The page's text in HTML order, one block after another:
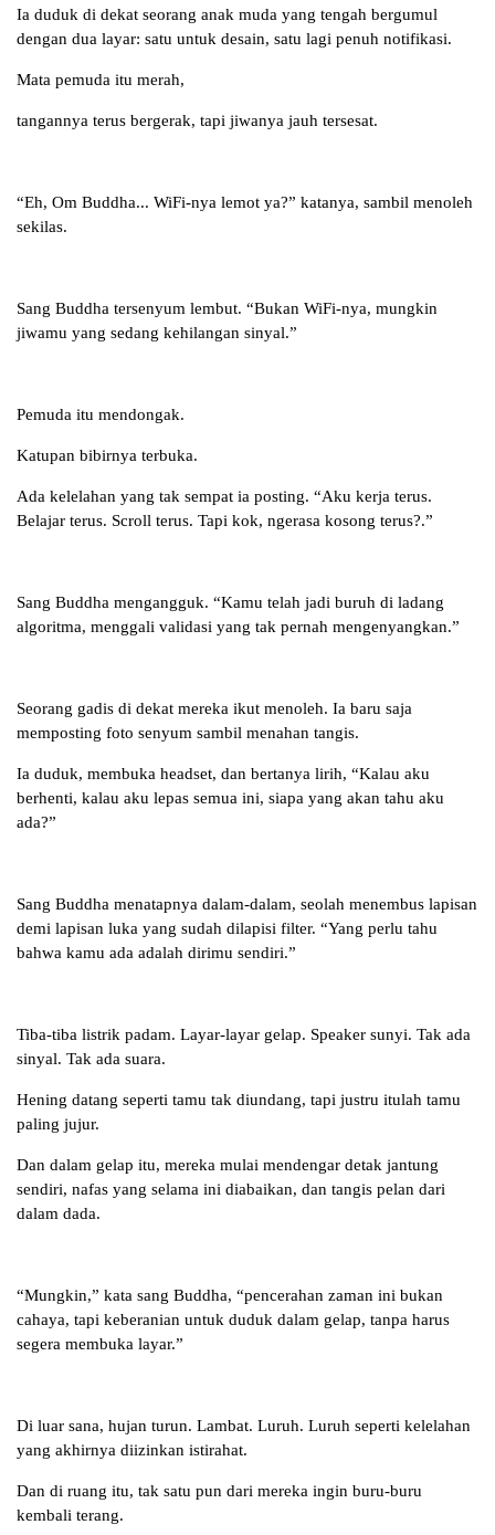
Ia duduk di dekat seorang anak muda yang tengah bergumul
dengan dua layar: satu untuk desain, satu lagi penuh notifikasi.
Mata pemuda itu merah,
tangannya terus bergerak, tapi jiwanya jauh tersesat.
“Eh, Om Buddha... WiFi-nya lemot ya?” katanya, sambil menoleh
sekilas.
Sang Buddha tersenyum lembut. “Bukan WiFi-nya, mungkin
jiwamu yang sedang kehilangan sinyal.”
Pemuda itu mendongak.
Katupan bibirnya terbuka.
Ada kelelahan yang tak sempat ia posting. “Aku kerja terus.
Belajar terus. Scroll terus. Tapi kok, ngerasa kosong terus?.”
Sang Buddha mengangguk. “Kamu telah jadi buruh di ladang
algoritma, menggali validasi yang tak pernah mengenyangkan.”
Seorang gadis di dekat mereka ikut menoleh. Ia baru saja
memposting foto senyum sambil menahan tangis.
Ia duduk, membuka headset, dan bertanya lirih, “Kalau aku
berhenti, kalau aku lepas semua ini, siapa yang akan tahu aku
ada?”
Sang Buddha menatapnya dalam-dalam, seolah menembus lapisan
demi lapisan luka yang sudah dilapisi filter. “Yang perlu tahu
bahwa kamu ada adalah dirimu sendiri.”
Tiba-tiba listrik padam. Layar-layar gelap. Speaker sunyi. Tak ada
sinyal. Tak ada suara.
Hening datang seperti tamu tak diundang, tapi justru itulah tamu
paling jujur.
Dan dalam gelap itu, mereka mulai mendengar detak jantung
sendiri, nafas yang selama ini diabaikan, dan tangis pelan dari
dalam dada.
“Mungkin,” kata sang Buddha, “pencerahan zaman ini bukan
cahaya, tapi keberanian untuk duduk dalam gelap, tanpa harus
segera membuka layar.”
Di luar sana, hujan turun. Lambat. Luruh. Luruh seperti kelelahan
yang akhirnya diizinkan istirahat.
Dan di ruang itu, tak satu pun dari mereka ingin buru-buru
kembali terang.